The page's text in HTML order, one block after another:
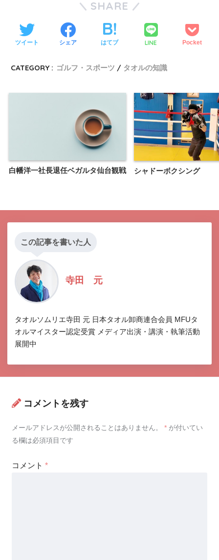
SHARE
ツイート シェア はてブ LINE Pocket
CATEGORY : ゴルフ・スポーツ タオルの知識
白幡洋一社長退任ベガルタ仙台観戦 シャドーボクシング
この記事を書いた人
寺田 元
タオルソムリエ寺田 元 日本タオル卸商連合会員 MFUタ
オルマイスター認定受賞 メディア出演・講演・執筆活動
展開中
コメントを残す
メールアドレスが公開されることはありません。 * が付いてい
る欄は必須項目です
コメント *